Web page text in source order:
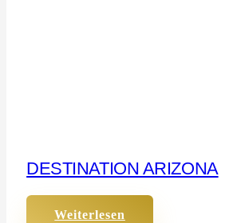
DESTINATION ARIZONA
Weiterlesen